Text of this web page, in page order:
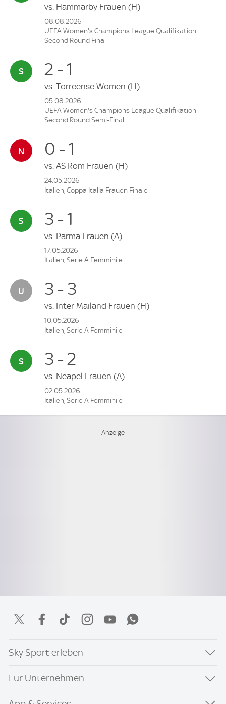
vs. Hammarby Frauen (H)
08.08.2026
UEFA Women's Champions League Qualifikation
Second Round Final
2 - 1
vs. Torreense Women (H)
05.08.2026
UEFA Women's Champions League Qualifikation
Second Round Semi-Final
0 - 1
vs. AS Rom Frauen (H)
24.05.2026
Italien, Coppa Italia Frauen Finale
3 - 1
vs. Parma Frauen (A)
17.05.2026
Italien, Serie A Femminile
3 - 3
vs. Inter Mailand Frauen (H)
10.05.2026
Italien, Serie A Femminile
3 - 2
vs. Neapel Frauen (A)
02.05.2026
Italien, Serie A Femminile
Sky Sport erleben
Für Unternehmen